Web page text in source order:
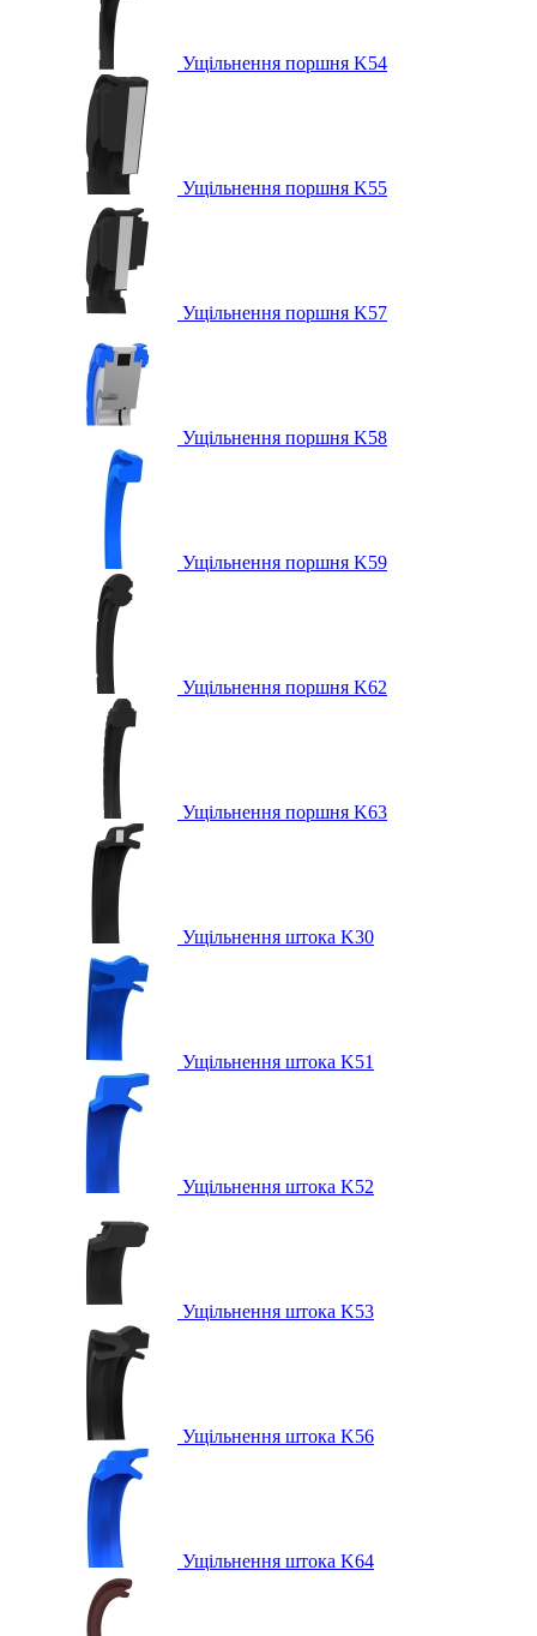
Ущільнення поршня K54
Ущільнення поршня K55
Ущільнення поршня K57
Ущільнення поршня K58
Ущільнення поршня K59
Ущільнення поршня K62
Ущільнення поршня K63
Ущільнення штока K30
Ущільнення штока K51
Ущільнення штока K52
Ущільнення штока K53
Ущільнення штока K56
Ущільнення штока K64